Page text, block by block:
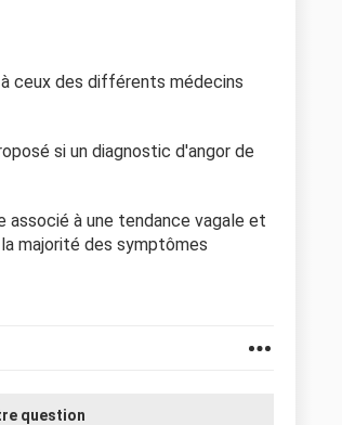
crises d'angoisse, syndrome de
10/11
ceux des différents médecins
si un diagnostic d'angor de
associé à une tendance vagale et
majorité des symptômes
question